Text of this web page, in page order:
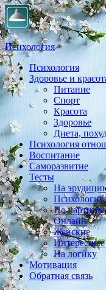
Психология
Практическая
здоровье, воспитание,
Психология
Здоровье и
Питание
Спорт
Красота
Здоровье
Диета,
Психология
Воспитание
Саморазвитие
Тесты
На
По
Онлайн
Женские
Интересные
На логику
Мотивация
Обратная связь